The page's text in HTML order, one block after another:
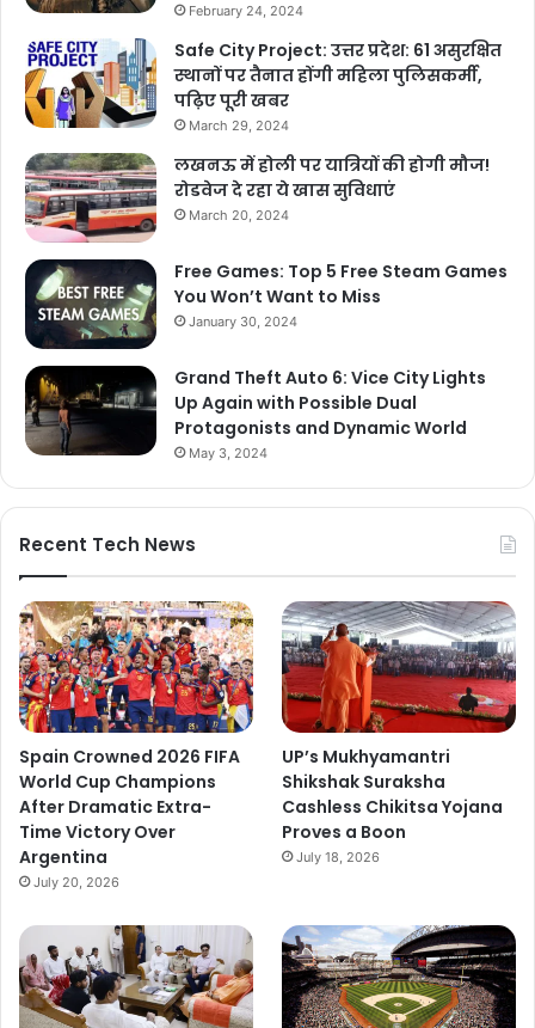
February 24, 2024
Safe City Project: उत्तर प्रदेश: 61 असुरक्षित
स्थानों पर तैनात होंगी महिला पुलिसकर्मी,
पढ़िए पूरी खबर
March 29, 2024
लखनऊ में होली पर यात्रियों की होगी मौज!
रोडवेज दे रहा ये खास सुविधाएं
March 20, 2024
Free Games: Top 5 Free Steam Games
You Won’t Want to Miss
January 30, 2024
Grand Theft Auto 6: Vice City Lights
Up Again with Possible Dual
Protagonists and Dynamic World
May 3, 2024
Recent Tech News
Spain Crowned 2026 FIFA
World Cup Champions
After Dramatic Extra-
Time Victory Over
Argentina
July 20, 2026
UP’s Mukhyamantri
Shikshak Suraksha
Cashless Chikitsa Yojana
Proves a Boon
July 18, 2026